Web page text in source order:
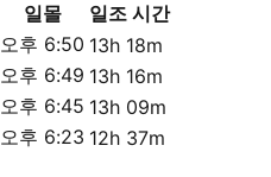
일몰
일조 시간
오후 6:50 13h 18m
오후 6:49 13h 16m
오후 6:45 13h 09m
오후 6:23 12h 37m